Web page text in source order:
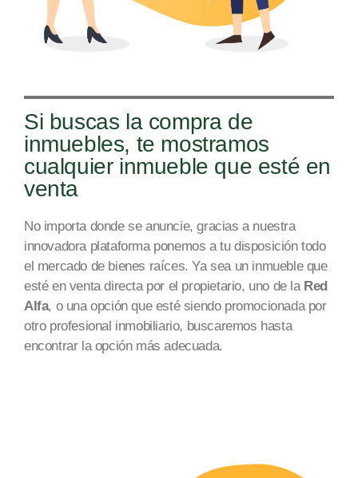
Si buscas la compra de
inmuebles, te mostramos
cualquier inmueble que esté en
venta
No importa donde se anuncie, gracias a nuestra
innovadora plataforma ponemos a tu disposición todo
el mercado de bienes raíces. Ya sea un inmueble que
esté en venta directa por el propietario, uno de la Red
Alfa, o una opción que esté siendo promocionada por
otro profesional inmobiliario, buscaremos hasta
encontrar la opción más adecuada.